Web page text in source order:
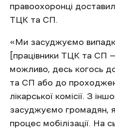
правоохоронці
ТЦК та СП.
«Ми засуджуємо
[працівники ТЦК та СП
можливо, десь когось
та СП або до
лікарської комісії. З
засуджуємо громадян,
процес мобілізації. На